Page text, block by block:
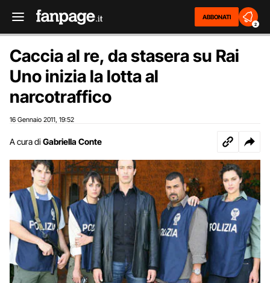
ABBONATI
2
Caccia al re, da stasera su Rai
Uno inizia la lotta al
narcotraffico
16 Gennaio 2011 19:52
A cura di Gabriella Conte